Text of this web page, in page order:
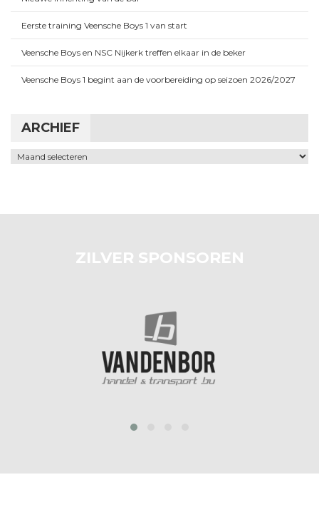
Eerste training Veensche Boys 1 van start
Veensche Boys en NSC Nijkerk treffen elkaar in de beker
Veensche Boys 1 begint aan de voorbereiding op seizoen 2026/2027
ARCHIEF
Archief
ZILVER SPONSOREN
prev